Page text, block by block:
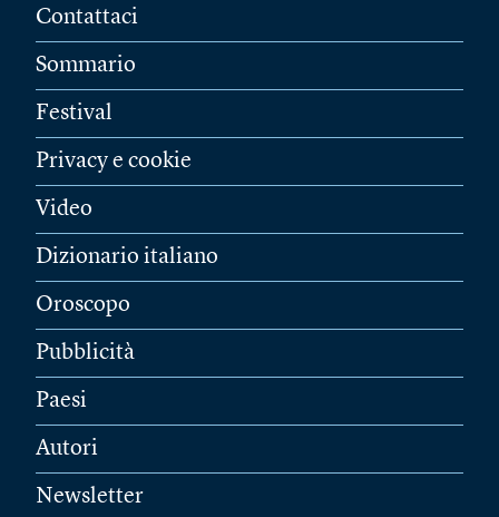
Contattaci
Sommario
Festival
Privacy e cookie
Video
Dizionario italiano
Oroscopo
Pubblicità
Paesi
Autori
Newsletter